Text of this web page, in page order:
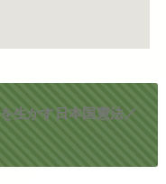
生かす日本国憲法／